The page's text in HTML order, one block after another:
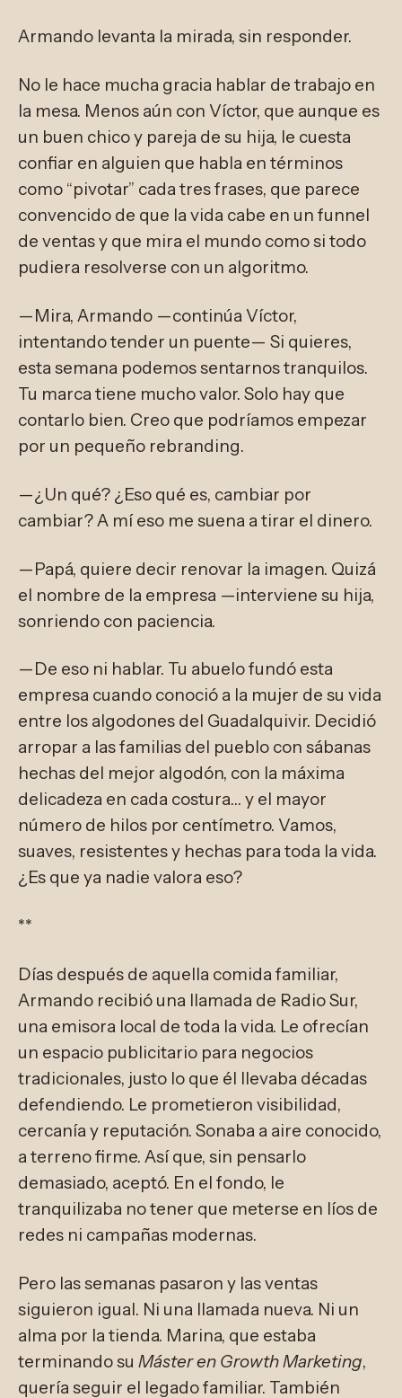
Armando levanta la mirada, sin responder.
No le hace mucha gracia hablar de trabajo en
la mesa. Menos aún con Víctor, que aunque es
un buen chico y pareja de su hija, le cuesta
confiar en alguien que habla en términos
como “pivotar” cada tres frases, que parece
convencido de que la vida cabe en un funnel
de ventas y que mira el mundo como si todo
pudiera resolverse con un algoritmo.
—Mira, Armando —continúa Víctor,
intentando tender un puente— Si quieres,
esta semana podemos sentarnos tranquilos.
Tu marca tiene mucho valor. Solo hay que
contarlo bien. Creo que podríamos empezar
por un pequeño rebranding.
—¿Un qué? ¿Eso qué es, cambiar por
cambiar? A mí eso me suena a tirar el dinero.
—Papá, quiere decir renovar la imagen. Quizá
el nombre de la empresa —interviene su hija,
sonriendo con paciencia.
—De eso ni hablar. Tu abuelo fundó esta
empresa cuando conoció a la mujer de su vida
entre los algodones del Guadalquivir. Decidió
arropar a las familias del pueblo con sábanas
hechas del mejor algodón, con la máxima
delicadeza en cada costura… y el mayor
número de hilos por centímetro. Vamos,
suaves, resistentes y hechas para toda la vida.
¿Es que ya nadie valora eso?
**
Días después de aquella comida familiar,
Armando recibió una llamada de Radio Sur,
una emisora local de toda la vida. Le ofrecían
un espacio publicitario para negocios
tradicionales, justo lo que él llevaba décadas
defendiendo. Le prometieron visibilidad,
cercanía y reputación. Sonaba a aire conocido,
a terreno firme. Así que, sin pensarlo
demasiado, aceptó. En el fondo, le
tranquilizaba no tener que meterse en líos de
redes ni campañas modernas.
Pero las semanas pasaron y las ventas
siguieron igual. Ni una llamada nueva. Ni un
alma por la tienda. Marina, que estaba
terminando su Máster en Growth Marketing,
quería seguir el legado familiar. También